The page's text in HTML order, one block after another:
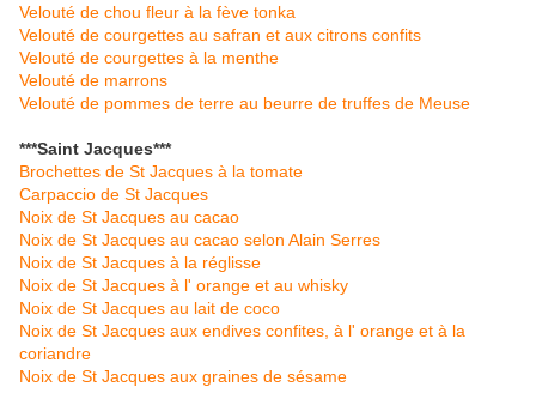
Velouté de chou fleur à la fève tonka
Velouté de courgettes au safran et aux citrons confits
Velouté de courgettes à la menthe
Velouté de marrons
Velouté de pommes de terre au beurre de truffes de Meuse
***Saint Jacques***
Brochettes de St Jacques à la tomate
Carpaccio de St Jacques
Noix de St Jacques au cacao
Noix de St Jacques au cacao selon Alain Serres
Noix de St Jacques à la réglisse
Noix de St Jacques à l' orange et au whisky
Noix de St Jacques au lait de coco
Noix de St Jacques aux endives confites, à l' orange et à la
coriandre
Noix de St Jacques aux graines de sésame